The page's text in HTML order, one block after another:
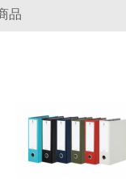
リサイクル目標や計
全
活動＜植林、天然林
品